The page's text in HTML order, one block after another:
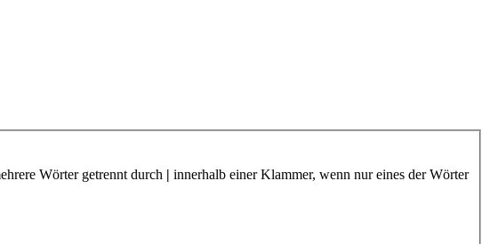
Wörter getrennt durch | innerhalb einer Klammer, wenn nur eines der Wörter